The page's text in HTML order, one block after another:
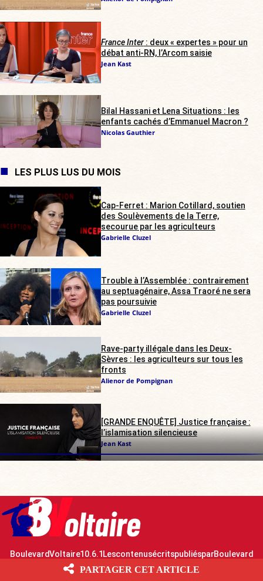
France Inter: deux « expertes » pour un
débat anti-RN, l’Arcom saisie
Jean Kast
Bilal Hassani et Lena Situations : les
enfants cachés d’Emmanuel Macron ?
Nicolas Gauthier
LES PLUS LUS DU MOIS
Cap-Ferret : Marion Cotillard, soutien
des Soulèvements de la Terre,
secourue par les agriculteurs
Gabrielle Cluzel
Trouble à l’Assemblée : contrairement
au septuagénaire, Assa Traoré ne sera
pas poursuivie
Gabrielle Cluzel
Rave-party illégale dans les Deux-
Sèvres : les agriculteurs sur tous les
fronts
Alienor de Pompignan
[GRANDE ENQUÊTE] Justice française :
l’islamisation silencieuse
Jean Kast
Boulevard Voltaire 10.6.1 Les contenus écrits publiés par Boulevard
Voltaire sont mis à disposition selon les termes de la Licence Creative
Commons Attribution – Pas d’Utilisation Commerciale – Partage dans les
PARTAGER CET ARTICLE